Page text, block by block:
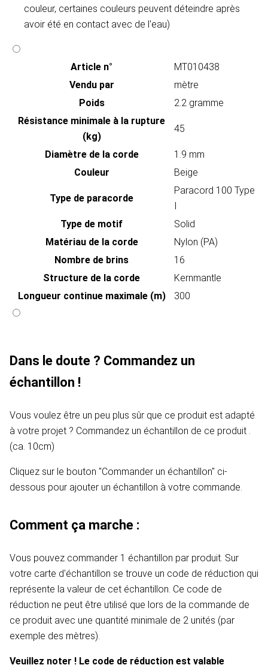
couleur, certaines couleurs peuvent déteindre après
avoir été en contact avec de l'eau)
Article n°
MT010438
Vendu par
mètre
Poids
2.2 gramme
Résistance minimale à la rupture
(kg)
45
Diamètre de la corde
1.9 mm
Couleur
Beige
Type de paracorde
Paracord 100 Type
I
Type de motif
Solid
Matériau de la corde
Nylon (PA)
Nombre de brins
16
Structure de la corde
Kernmantle
Longueur continue maximale (m)
300
Dans le doute ? Commandez un
échantillon !
Vous voulez être un peu plus sûr que ce produit est adapté
à votre projet ? Commandez un échantillon de ce produit .
(ca. 10cm)
Cliquez sur le bouton "Commander un échantillon" ci-
dessous pour ajouter un échantillon à votre commande.
Comment ça marche :
Vous pouvez commander 1 échantillon par produit. Sur
votre carte d'échantillon se trouve un code de réduction qui
représente la valeur de cet échantillon. Ce code de
réduction ne peut être utilisé que lors de la commande de
ce produit avec une quantité minimale de 2 unités (par
exemple des mètres).
Veuillez noter ! Le code de réduction est valable